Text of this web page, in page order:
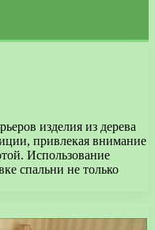
изделия из дерева
привлекая внимание
Использование
спальни не только